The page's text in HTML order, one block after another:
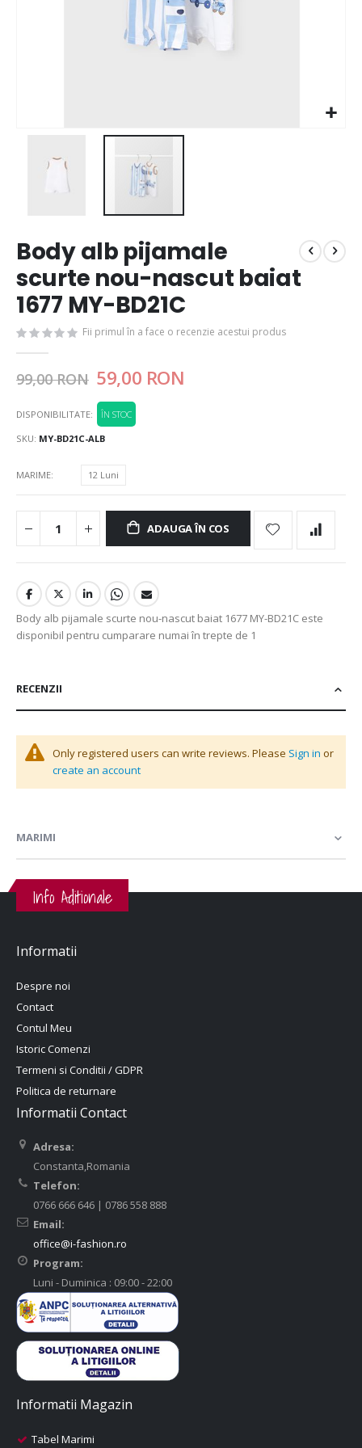
Body alb pijamale
scurte nou-nascut baiat
1677 MY-BD21C
Fii primul în a face o recenzie acestui produs
99,00 RON 59,00 RON
DISPONIBILITATE:
ÎN STOC
SKU MY-BD21C-ALB
MARIME 12 Luni
ADAUGA ÎN COS
Body alb pijamale scurte nou-nascut baiat 1677 MY-BD21C este
disponibil pentru cumparare numai în trepte de 1
RECENZII
Only registered users can write reviews. Please Sign in or
create an account
MARIMI
Info Aditionale
Informatii
Despre noi
Contact
Contul Meu
Istoric Comenzi
Termeni si Conditii / GDPR
Politica de returnare
Informatii Contact
Adresa:
Constanta,Romania
Telefon:
0766 666 646 | 0786 558 888
Email:
office@i-fashion.ro
Program:
Luni - Duminica : 09:00 - 22:00
Informatii Magazin
Tabel Marimi